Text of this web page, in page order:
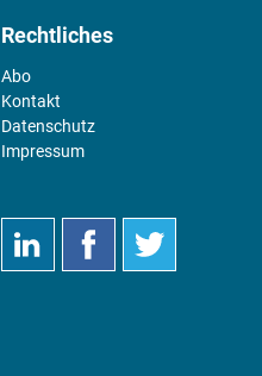
Rechtliches
Abo
Kontakt
Datenschutz
Impressum